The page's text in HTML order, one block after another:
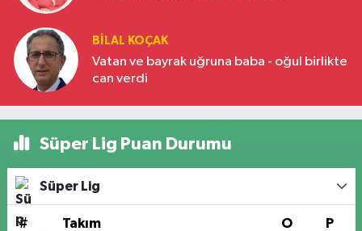
BILAL KOÇAK
Vatan ve bayrak uğruna baba - oğul birlikte
can verdi
Süper Lig Puan Durumu
Süper Lig
# Takım O P